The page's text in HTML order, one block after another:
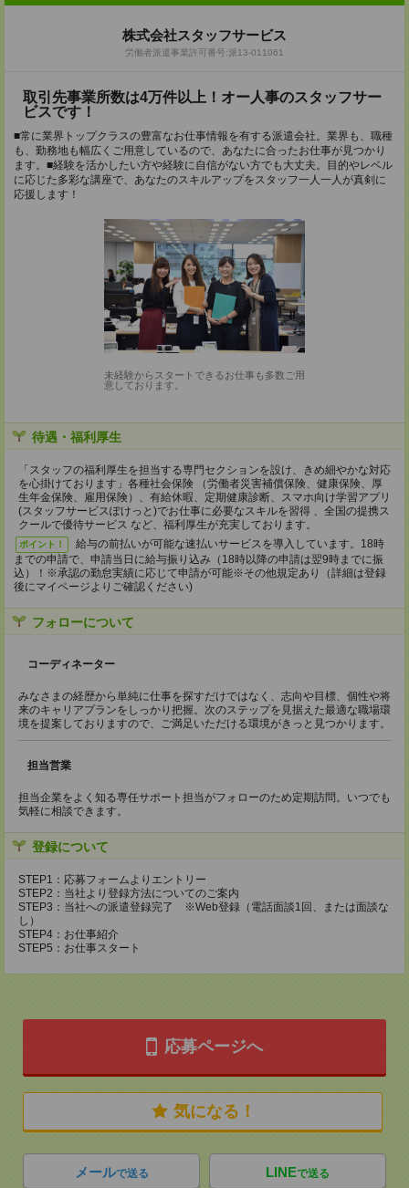
株式会社スタッフサービス
労働者派遣事業許可番号:派13-011061
取引先事業所数は4万件以上！オー人事のスタッフサー
ビスです！
■常に業界トップクラスの豊富なお仕事情報を有する派遣会社。業界も、職種
も、勤務地も幅広くご用意しているので、あなたに合ったお仕事が見つかり
ます。■経験を活かしたい方や経験に自信がない方でも大丈夫。目的やレベル
に応じた多彩な講座で、あなたのスキルアップをスタッフ一人一人が真剣に
応援します！
未経験からスタートできるお仕事も多数ご用
意しております。
待遇・福利厚生
「スタッフの福利厚生を担当する専門セクションを設け、きめ細やかな対応
を心掛けております」各種社会保険 （労働者災害補償保険、健康保険、厚
生年金保険、雇用保険）、有給休暇、定期健康診断、スマホ向け学習アプリ
(スタッフサービスぽけっと)でお仕事に必要なスキルを習得 、全国の提携ス
クールで優待サービス など、福利厚生が充実しております。
ポイント！
給与の前払いが可能な速払いサービスを導入しています。18時
までの申請で、申請当日に給与振り込み（18時以降の申請は翌9時までに振
込）！※承認の勤怠実績に応じて申請が可能※その他規定あり（詳細は登録
後にマイページよりご確認ください)
フォローについて
コーディネーター
みなさまの経歴から単純に仕事を探すだけではなく、志向や目標、個性や将
来のキャリアプランをしっかり把握。次のステップを見据えた最適な職場環
境を提案しておりますので、ご満足いただける環境がきっと見つかります。
担当営業
担当企業をよく知る専任サポート担当がフォローのため定期訪問。いつでも
気軽に相談できます。
登録について
STEP1：応募フォームよりエントリー
STEP2：当社より登録方法についてのご案内
STEP3：当社への派遣登録完了 ※Web登録（電話面談1回、または面談な
し）
STEP4：お仕事紹介
STEP5：お仕事スタート
応募ページへ
気になる！
メールで送る LINEで送る